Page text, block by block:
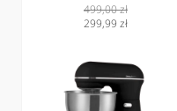
Cena
normalna
499,00 zł
Cena
299,99 zł